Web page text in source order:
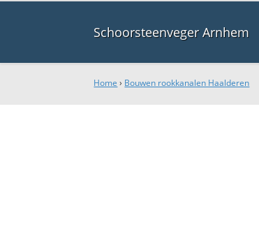
Schoorsteenveger Arnhem
Home › Bouwen rookkanalen Haalderen